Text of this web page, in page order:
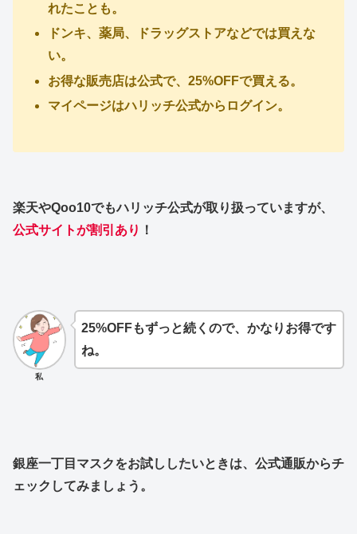
れたことも。
ドンキ、薬局、ドラッグストアなどでは買えな
い。
お得な販売店は公式で、25%OFFで買える。
マイページはハリッチ公式からログイン。
楽天やQoo10でもハリッチ公式が取り扱っていますが、
公式サイトが割引あり ！
私
25%OFFもずっと続くので、かなりお得です
ね。
銀座一丁目マスクをお試ししたいときは、公式通販からチ
ェックしてみましょう。